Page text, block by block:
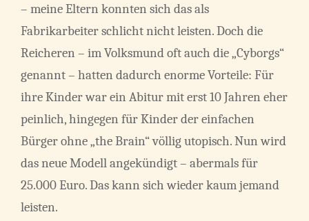
– meine Eltern konnten sich das als
Fabrikarbeiter schlicht nicht leisten. Doch die
Reicheren – im Volksmund oft auch die „Cyborgs“
genannt – hatten dadurch enorme Vorteile: Für
ihre Kinder war ein Abitur mit erst 10 Jahren eher
peinlich, hingegen für Kinder der einfachen
Bürger ohne „the Brain“ völlig utopisch. Nun wird
das neue Modell angekündigt – abermals für
25.000 Euro. Das kann sich wieder kaum jemand
leisten.